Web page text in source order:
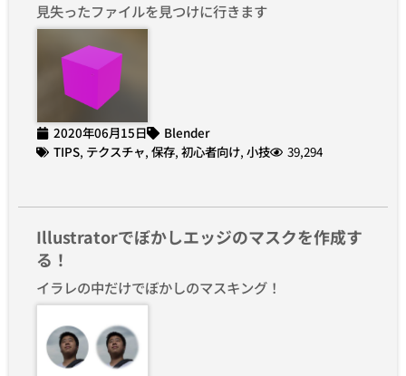
見失ったファイルを見つけに行きます
2020年06月15日
Blender
TIPS, テクスチャ, 保存, 初心者向け, 小技 39,294
Illustratorでぼかしエッジのマスクを作成す
る！
イラレの中だけでぼかしのマスキング！